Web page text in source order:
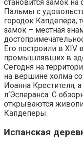
становится замок
Пальмы с
городок Капдепера,
замок – местная
Его построили в XIV
промышлявших в
Сегодня на
на вершине холма
Иоанна Крестителя,
л‘Эсперанса. С
открываются
Капдеперы.
Испанская